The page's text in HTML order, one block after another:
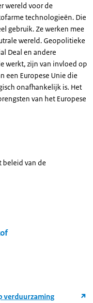
wereld voor de
technologieën. Die
gebruik. Ze werken mee
wereld. Geopolitieke
Deal en andere
werkt, zijn van invloed op
een Europese Unie die
onafhankelijk is. Het
van het Europese
beleid van de
verduurzaming